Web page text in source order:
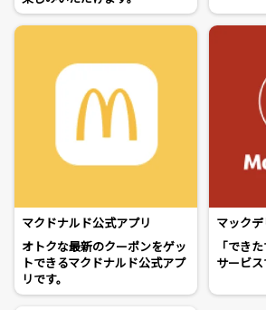
マクドナルド公式アプリ
オトクな最新のクーポンをゲッ
トできるマクドナルド公式アプ
リです。
マック
「でき
サービス